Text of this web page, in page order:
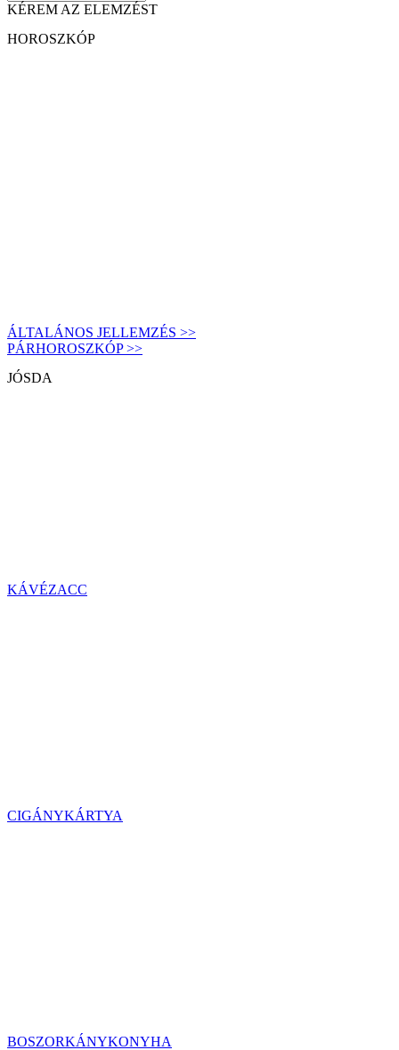
KÉREM AZ ELEMZÉST
HOROSZKÓP
ÁLTALÁNOS JELLEMZÉS >>
PÁRHOROSZKÓP >>
JÓSDA
KÁVÉZACC
CIGÁNYKÁRTYA
BOSZORKÁNYKONYHA